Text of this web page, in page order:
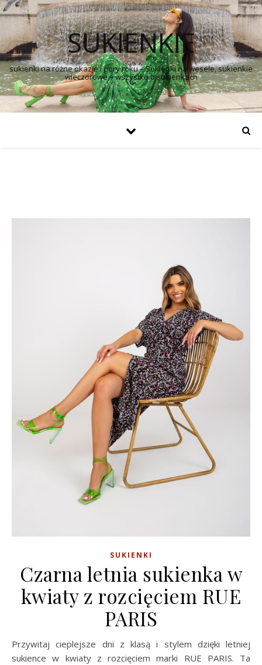
SUKIENKIE
sukienki na różne okazje i pory roku – Sukienki na wesele, sukienkie
wieczorowe – wszystko o sukienkach
SUKIENKI
Czarna letnia sukienka w
kwiaty z rozcięciem RUE
PARIS
Przywitaj cieplejsze dni z klasą i stylem dzięki letniej
sukience w kwiaty z rozcięciem marki RUE PARIS. Ta